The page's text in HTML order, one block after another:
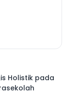
Holistik pada
juga
praktik
aplikatif, buku
dalam
yang sehat,
dalam